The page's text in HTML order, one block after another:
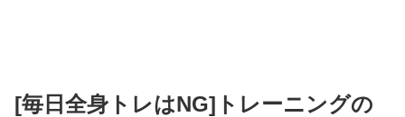
[毎日全身トレはNG]トレーニングの